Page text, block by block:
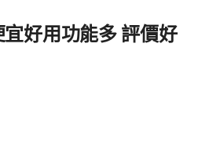
好用功能多 評價好